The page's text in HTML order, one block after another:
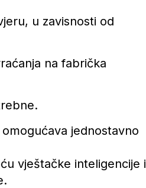
u zavisnosti od
na fabrička
jednostavno
vještačke inteligencije i